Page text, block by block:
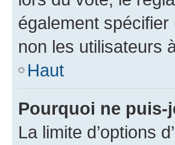
également
non les utilisateurs
Haut
Pourquoi ne puis-
La limite d’options